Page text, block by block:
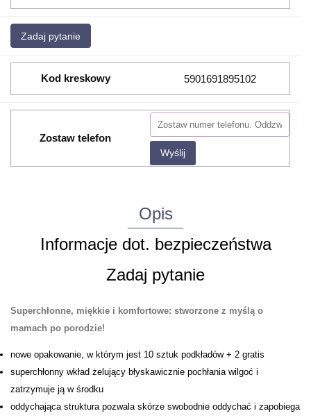
Zadaj pytanie
Kod kreskowy 5901691895102
Zostaw telefon
Wyślij
Opis
Informacje dot. bezpieczeństwa
Zadaj pytanie
Superchłonne, miękkie i komfortowe: stworzone z myślą o
mamach po porodzie!
nowe opakowanie, w którym jest 10 sztuk podkładów + 2 gratis
superchłonny wkład żelujący błyskawicznie pochłania wilgoć i
zatrzymuje ją w środku
oddychająca struktura pozwala skórze swobodnie oddychać i zapobiega